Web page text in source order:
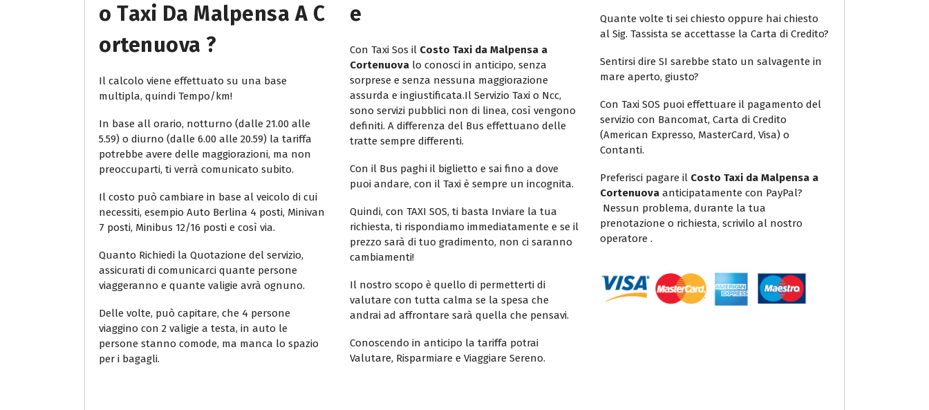
O Taxi Da Malpensa A C
Ortenuova ?
Il calcolo viene effettuato su una base
multipla, quindi Tempo/km!
In base all orario, notturno (dalle 21.00 alle
5.59) o diurno (dalle 6.00 alle 20.59) la tariffa
potrebbe avere delle maggiorazioni, ma non
preoccuparti, ti verrà comunicato subito.
Il costo può cambiare in base al veicolo di cui
necessiti, esempio Auto Berlina 4 posti, Minivan
7 posti, Minibus 12/16 posti e così via.
Quanto Richiedi la Quotazione del servizio,
assicurati di comunicarci quante persone
viaggeranno e quante valigie avrà ognuno.
Delle volte, può capitare, che 4 persone
viaggino con 2 valigie a testa, in auto le
persone stanno comode, ma manca lo spazio
per i bagagli.
E
Con Taxi Sos il Costo Taxi da Malpensa a
Cortenuova lo conosci in anticipo, senza
sorprese e senza nessuna maggiorazione
assurda e ingiustificata.Il Servizio Taxi o Ncc,
sono servizi pubblici non di linea, così vengono
definiti. A differenza del Bus effettuano delle
tratte sempre differenti.
Con il Bus paghi il biglietto e sai fino a dove
puoi andare, con il Taxi è sempre un incognita.
Quindi, con TAXI SOS, ti basta Inviare la tua
richiesta, ti rispondiamo immediatamente e se il
prezzo sarà di tuo gradimento, non ci saranno
cambiamenti!
Il nostro scopo è quello di permetterti di
valutare con tutta calma se la spesa che
andrai ad affrontare sarà quella che pensavi.
Conoscendo in anticipo la tariffa potrai
Valutare, Risparmiare e Viaggiare Sereno.
Quante volte ti sei chiesto oppure hai chiesto
al Sig. Tassista se accettasse la Carta di Credito?
Sentirsi dire SI sarebbe stato un salvagente in
mare aperto, giusto?
Con Taxi SOS puoi effettuare il pagamento del
servizio con Bancomat, Carta di Credito
(American Expresso, MasterCard, Visa) o
Contanti.
Preferisci pagare il Costo Taxi da Malpensa a
Cortenuova anticipatamente con PayPal?
Nessun problema, durante la tua
prenotazione o richiesta, scrivilo al nostro
operatore .